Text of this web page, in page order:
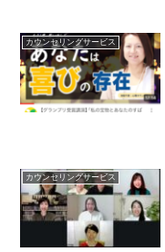
カウンセリングサービス
カウンセリングサービス